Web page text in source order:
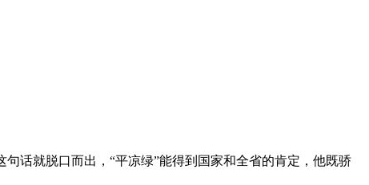
话就脱口而出，“平凉绿”能得到国家和全省的肯定，他既骄